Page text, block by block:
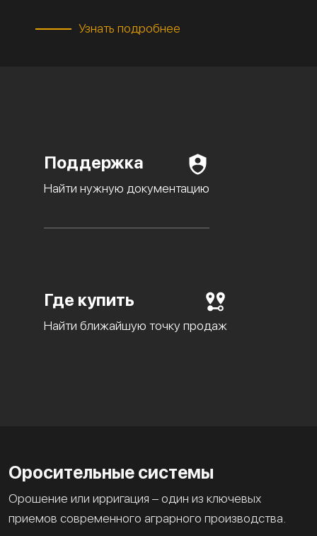
Узнать подробнее
Поддержка
Найти нужную документацию
Где купить
Найти ближайшую точку продаж
Оросительные системы
Орошение или ирригация – один из ключевых
приемов современного аграрного производства.